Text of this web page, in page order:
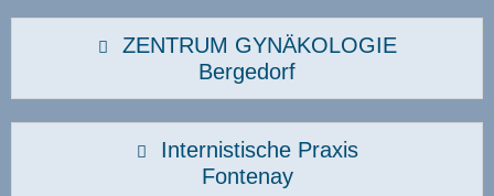
ZENTRUM GYNÄKOLOGIE
Bergedorf
Internistische Praxis
Fontenay